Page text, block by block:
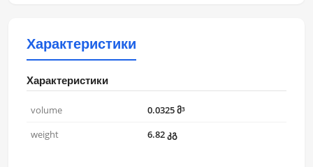
Характеристики
Характеристики
volume
0.0325 მ³
weight
6.82 კგ